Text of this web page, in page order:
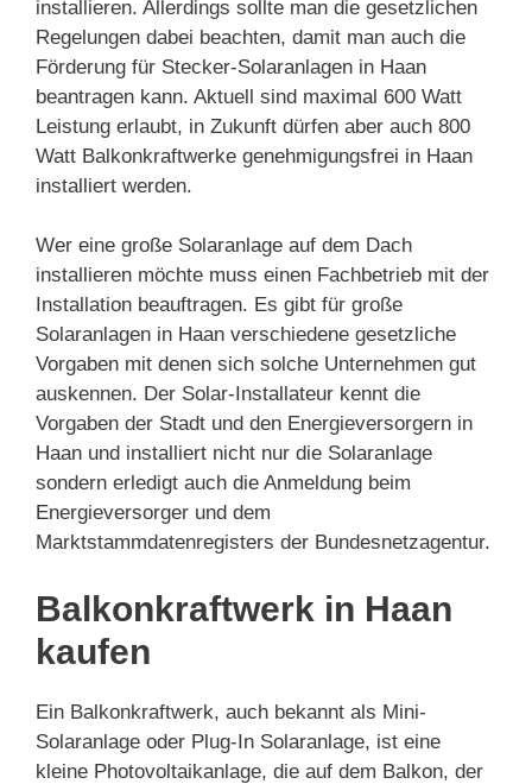
installieren. Allerdings sollte man die gesetzlichen
Regelungen dabei beachten, damit man auch die
Förderung für Stecker-Solaranlagen in Haan
beantragen kann. Aktuell sind maximal 600 Watt
Leistung erlaubt, in Zukunft dürfen aber auch 800
Watt Balkonkraftwerke genehmigungsfrei in Haan
installiert werden.
Wer eine große Solaranlage auf dem Dach
installieren möchte muss einen Fachbetrieb mit der
Installation beauftragen. Es gibt für große
Solaranlagen in Haan verschiedene gesetzliche
Vorgaben mit denen sich solche Unternehmen gut
auskennen. Der Solar-Installateur kennt die
Vorgaben der Stadt und den Energieversorgern in
Haan und installiert nicht nur die Solaranlage
sondern erledigt auch die Anmeldung beim
Energieversorger und dem
Marktstammdatenregisters der Bundesnetzagentur.
Balkonkraftwerk in Haan
kaufen
Ein Balkonkraftwerk, auch bekannt als Mini-
Solaranlage oder Plug-In Solaranlage, ist eine
kleine Photovoltaikanlage, die auf dem Balkon, der